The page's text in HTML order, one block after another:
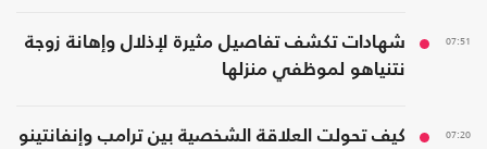
07:51
شهادات تكشف تفاصيل مثيرة لإذلال وإهانة زوجة
نتنياهو لموظفي منزلها
07:20
كيف تحولت العلاقة الشخصية بين ترامب وإنفانتينو